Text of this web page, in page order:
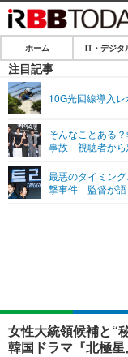
ホーム
IT・デジタル
ネタ
ショッピング
SPEED TEST
エンタメ
エンタメTOP
ショッピング
ライフ
ホーム IT・デジタ
注目記事
10G光回線導入レ
そんなことある
事故 視聴者から
最悪のタイミン
撃事件 監督が語
女性大統領候補と“
韓国ドラマ『北極